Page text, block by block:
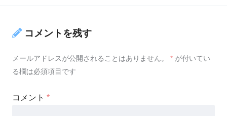
コメントを残す
メールアドレスが公開されることはありません。 * が付いてい
る欄は必須項目です
コメント *